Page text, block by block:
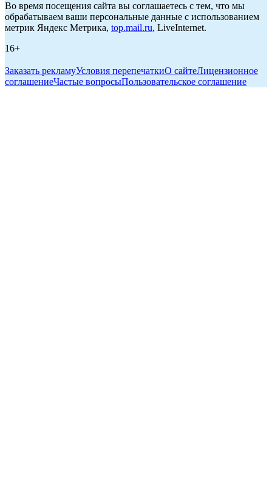
Во время посещения сайта вы соглашаетесь с тем, что мы
обрабатываем ваши персональные данные с использованием
метрик Яндекс Метрика, top.mail.ru, LiveInternet.
16+
Заказать рекламуУсловия перепечаткиО сайтеЛицензионное
соглашениеЧастые вопросыПользовательское соглашение